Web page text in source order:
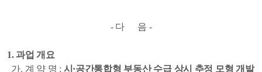
- 다 음 -
1.과업 개요
가. 계 약 명 : 시 ·공간통합형 부동산 수급 상시 추정 모형 개발